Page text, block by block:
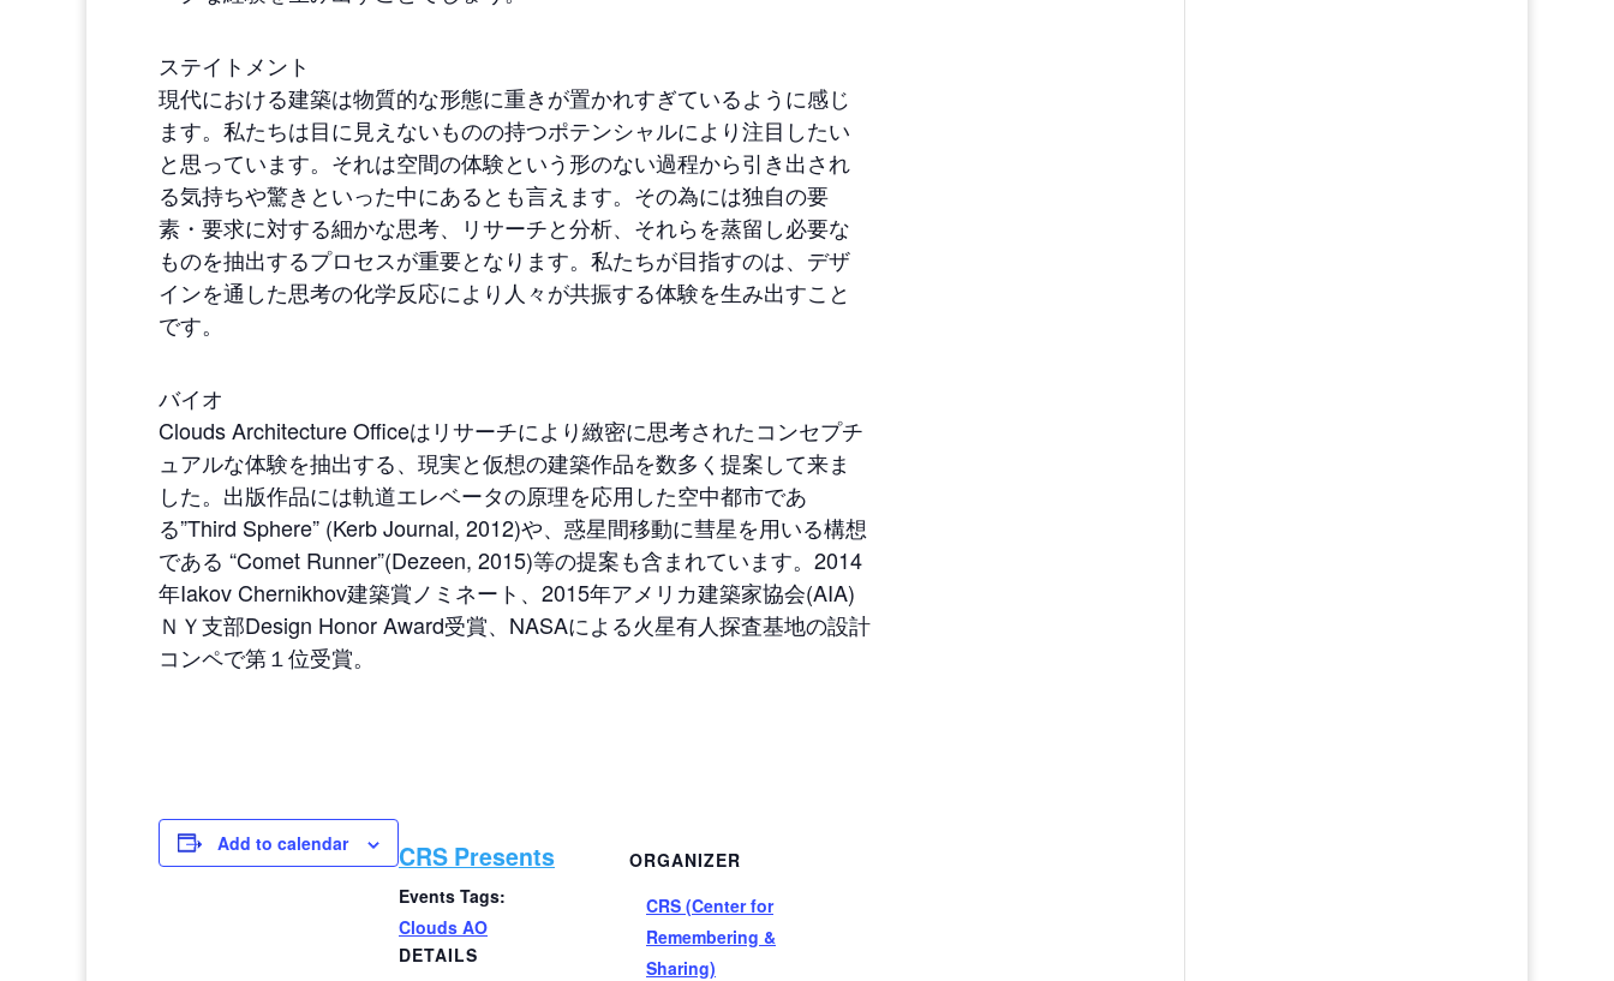
ステイトメント
現代における建築は物質的な形態に重きが置かれすぎているように感じ
ます。私たちは目に見えないものの持つポテンシャルにより注目したい
と思っています。それは空間の体験という形のない過程から引き出され
る気持ちや驚きといった中にあるとも言えます。その為には独自の要
素・要求に対する細かな思考、リサーチと分析、それらを蒸留し必要な
ものを抽出するプロセスが重要となります。私たちが目指すのは、デザ
インを通した思考の化学反応により人々が共振する体験を生み出すこと
です。
バイオ
Clouds Architecture Officeはリサーチにより緻密に思考されたコンセプチ
ュアルな体験を抽出する、現実と仮想の建築作品を数多く提案して来ま
した。出版作品には軌道エレベータの原理を応用した空中都市であ
る”Third Sphere” (Kerb Journal, 2012)や、惑星間移動に彗星を用いる構想
である “Comet Runner”(Dezeen, 2015)等の提案も含まれています。2014
年Iakov Chernikhov建築賞ノミネート、2015年アメリカ建築家協会(AIA)
ＮＹ支部Design Honor Award受賞、NASAによる火星有人探査基地の設計
コンペで第１位受賞。
Add to calendar CRS Presents
Events Tags:
Clouds AO
DETAILS
ORGANIZER
CRS (Center for
Remembering &
Sharing)